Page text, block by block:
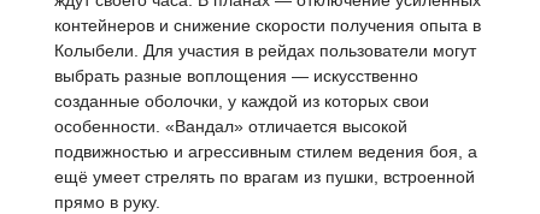
контейнеров и снижение скорости получения опыта в
Колыбели. Для участия в рейдах пользователи могут
выбрать разные воплощения — искусственно
созданные оболочки, у каждой из которых свои
особенности. «Вандал» отличается высокой
подвижностью и агрессивным стилем ведения боя, а
ещё умеет стрелять по врагам из пушки, встроенной
прямо в руку.